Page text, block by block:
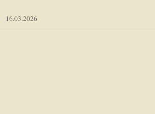
16.03.2026